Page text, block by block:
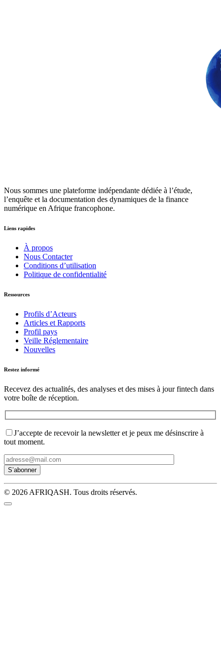
Nous sommes une plateforme indépendante dédiée à l’étude,
l’enquête et la documentation des dynamiques de la finance
numérique en Afrique francophone.
Liens rapides
À propos
Nous Contacter
Conditions d’utilisation
Politique de confidentialité
Ressources
Profils d’Acteurs
Articles et Rapports
Profil pays
Veille Réglementaire
Nouvelles
Restez informé
Recevez des actualités, des analyses et des mises à jour fintech dans
votre boîte de réception.
J’accepte de recevoir la newsletter et je peux me désinscrire à
tout moment.
© 2026 AFRIQASH. Tous droits réservés.